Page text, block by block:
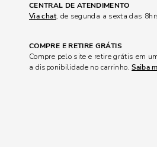
CENTRAL DE ATENDIMENTO
Via chat, de segunda a sexta das
COMPRE E RETIRE GRÁTIS
Compre pelo site e retire grátis em
a disponibilidade no carrinho.Saiba